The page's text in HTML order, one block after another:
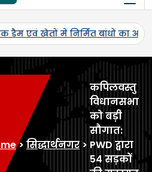
कच्ची शराब बरामद की गई। साथ
> सिद्धार्थनगर >
कपिलवस्तु
विधानसभा
को बड़ी
सौगात:
PWD द्वारा
54 सड़कों